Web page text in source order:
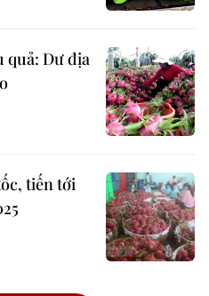
quả: Dư địa
tiến tới